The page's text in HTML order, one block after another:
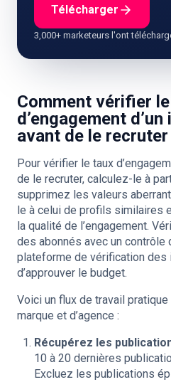
Télécharger
3,000+ marketeurs l'ont
Comment vérifier
d’engagement
avant de le recruter
Pour vérifier le taux
de le recruter, calculez-le à
supprimez les valeurs
le à celui de profils similaires
la qualité de l’engagement.
des abonnés avec un contrôle
plateforme de vérification des
d’approuver le budget.
Voici un flux de travail
marque et d’agence :
Récupérez les
10 à 20 dernières
Excluez les publications